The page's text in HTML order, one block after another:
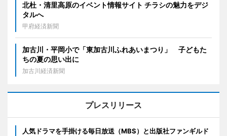
北杜・清里高原のイベント情報サイト チラシの魅力をデジ
タルへ
甲府経済新聞
加古川・平岡小で「東加古川ふれあいまつり」 子どもた
ちの夏の思い出に
加古川経済新聞
プレスリリース
人気ドラマを手掛ける毎日放送（MBS）と出版社ファンギルド